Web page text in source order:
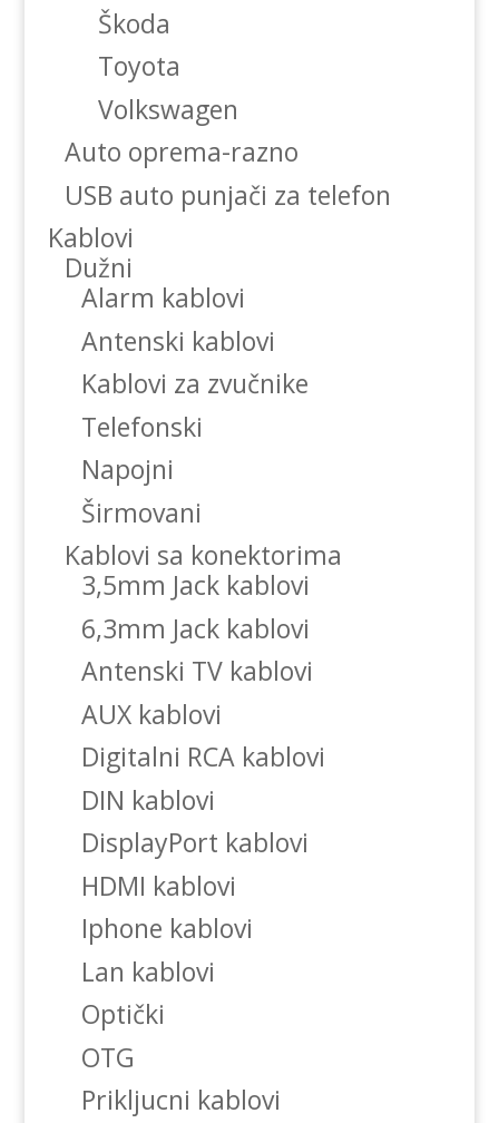
Škoda
Toyota
Volkswagen
Auto oprema-razno
USB auto punjači za telefon
Kablovi
Dužni
Alarm kablovi
Antenski kablovi
Kablovi za zvučnike
Telefonski
Napojni
Širmovani
Kablovi sa konektorima
3,5mm Jack kablovi
6,3mm Jack kablovi
Antenski TV kablovi
AUX kablovi
Digitalni RCA kablovi
DIN kablovi
DisplayPort kablovi
HDMI kablovi
Iphone kablovi
Lan kablovi
Optički
OTG
Prikljucni kablovi